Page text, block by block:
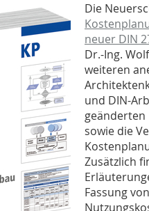
Die
neuer DIN
Dr.-Ing.
weiteren
und DIN-
sowie die
Zusätzlich
Fassung